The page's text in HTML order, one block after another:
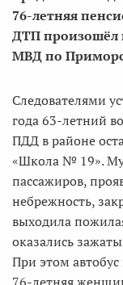
76-летняя
ДТП произошёл
МВД по
Следователями
года 63-летний
ПДД в районе
«Школа № 19».
пассажиров,
небрежность,
выходила
оказались
При этом автобус